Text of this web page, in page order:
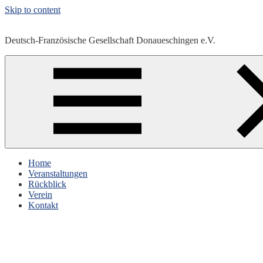
Skip to content
Deutsch-Französische Gesellschaft Donaueschingen e.V.
Home
Veranstaltungen
Rückblick
Verein
Kontakt